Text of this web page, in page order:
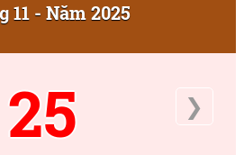
11 - Năm 2025
25 ❯